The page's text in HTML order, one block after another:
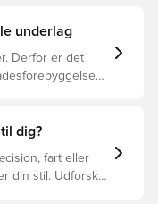
underlag
Derfor er det
typer
dig?
fart eller
din stil. Udforsk